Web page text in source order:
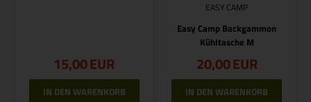
15,00EUR
EASY CAMP
Easy Camp Backgammon
Kühltasche M
20,00EUR